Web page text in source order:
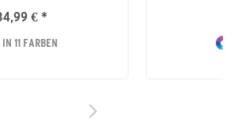
€ *
IN 11 FARBEN